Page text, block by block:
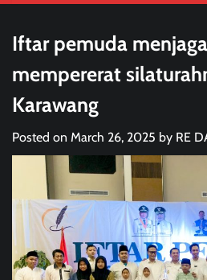
Iftar pemuda
mempererat
Karawang
Posted on March 26, 2025 by RE